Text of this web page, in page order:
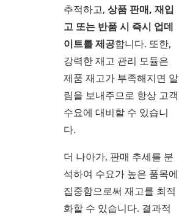
추적하고, 상품 판매, 재입
고 또는 반품 시 즉시 업데
이트를 제공합니다. 또한,
강력한 재고 관리 모듈은
제품 재고가 부족해지면 알
림을 보내주므로 항상 고객
수요에 대비할 수 있습니
다.
더 나아가, 판매 추세를 분
석하여 수요가 높은 품목에
집중함으로써 재고를 최적
화할 수 있습니다. 결과적